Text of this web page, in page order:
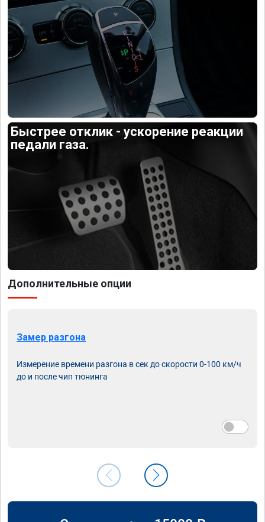
Быстрее отклик - ускорение реакции
педали газа.
Дополнительные опции
Замер разгона
Измерение времени разгона в сек до скорости 0-100 км/ч
до и после чип тюнинга